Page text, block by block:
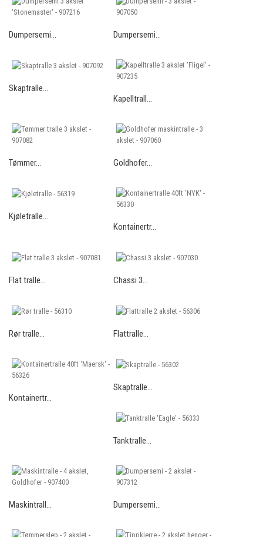
Dumpersemi... Dumpersemi...
Skaptralle...
Kapelltrall...
Tømmer... Goldhofer...
Kjøletralle...
Kontainertr...
Flat tralle... Chassi 3...
Rør tralle... Flattralle...
Kontainertr...
Skaptralle...
Tanktralle...
Maskintrall... Dumpersemi...